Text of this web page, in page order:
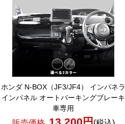
ホンダ N-BOX（JF3/JF4） インパネラ
インパネル オートパーキングブレーキ
車専用